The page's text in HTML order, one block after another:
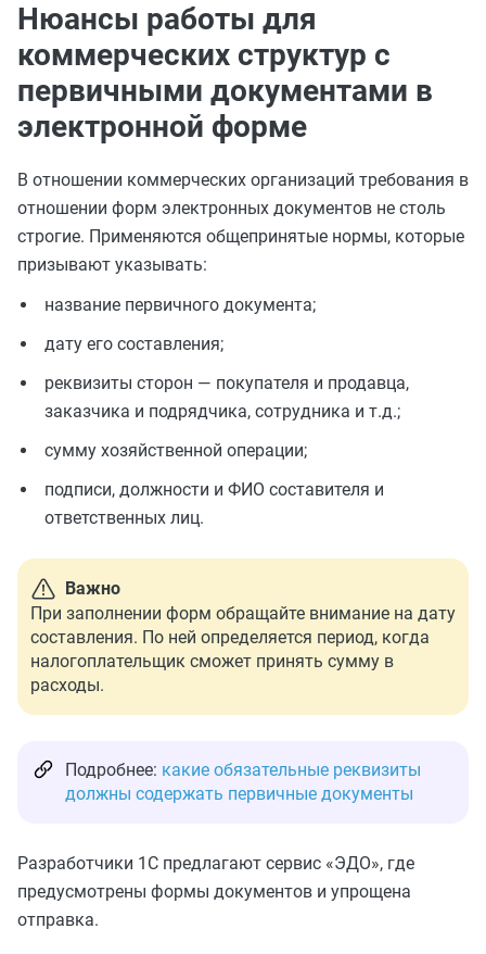
Нюансы работы для
коммерческих структур с
первичными документами в
электронной форме
В отношении коммерческих организаций требования в
отношении форм электронных документов не столь
строгие. Применяются общепринятые нормы, которые
призывают указывать:
название первичного документа;
дату его составления;
реквизиты сторон — покупателя и продавца,
заказчика и подрядчика, сотрудника и т.д.;
сумму хозяйственной операции;
подписи, должности и ФИО составителя и
ответственных лиц.
Важно
При заполнении форм обращайте внимание на дату
составления. По ней определяется период, когда
налогоплательщик сможет принять сумму в
расходы.
Подробнее: какие обязательные реквизиты
должны содержать первичные документы
Разработчики 1С предлагают сервис «ЭДО», где
предусмотрены формы документов и упрощена
отправка.